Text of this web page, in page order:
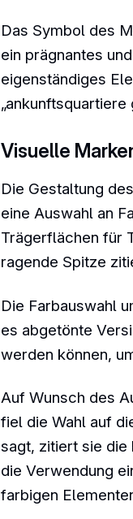
Das Symbol des
ein prägnantes
eigenständiges
„ankunftsquartiere
Visuelle
Die Gestaltung
eine Auswahl an
Trägerflächen für
ragende Spitze
Die Farbauswahl
es abgetönte
werden können,
Auf Wunsch des
fiel die Wahl auf
sagt, zitiert sie die
die Verwendung
farbigen